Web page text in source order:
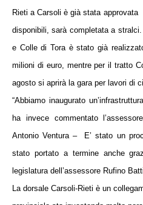
Rieti a Carsoli è già stata approvata
disponibili, sarà completata a
e Colle di Tora è stato già
milioni di euro, mentre per il tratto
agosto si aprirà la gara per lavori di
“Abbiamo inaugurato
ha invece commentato
Antonio Ventura –
E’ stato un
stato portato a termine anche
legislatura dell’assessore Rufino
La dorsale Carsoli-Rieti è un